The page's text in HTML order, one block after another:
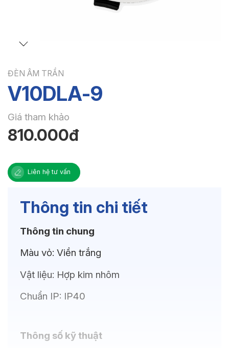
ĐÈN ÂM TRẦN
V10DLA-9
Giá tham khảo
810.000đ
Liên hệ tư vấn
Thông tin chi tiết
Thông tin chung
Màu vỏ: Viền trắng
Vật liệu: Hợp kim nhôm
Chuẩn IP: IP40
Thông số kỹ thuật